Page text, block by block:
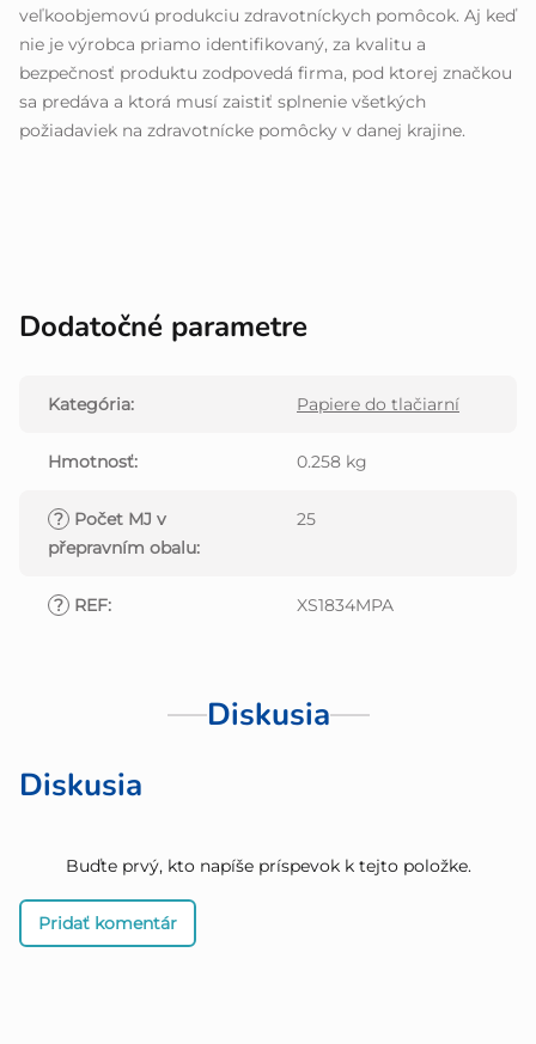
veľkoobjemovú produkciu zdravotníckych pomôcok. Aj keď
nie je výrobca priamo identifikovaný, za kvalitu a
bezpečnosť produktu zodpovedá firma, pod ktorej značkou
sa predáva a ktorá musí zaistiť splnenie všetkých
požiadaviek na zdravotnícke pomôcky v danej krajine.
Dodatočné parametre
Kategória: Papiere do tlačiarní
Hmotnosť: 0.258 kg
? Počet MJ v
přepravním obalu:
25
? REF: XS1834MPA
Diskusia
Diskusia
Buďte prvý, kto napíše príspevok k tejto položke.
Pridať komentár